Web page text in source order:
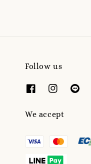
Follow us
We accept